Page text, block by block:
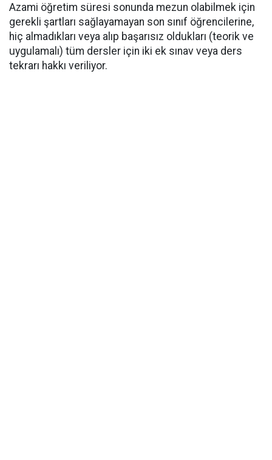
​Azami öğretim süresi sonunda mezun olabilmek için
gerekli şartları sağlayamayan son sınıf öğrencilerine,
hiç almadıkları veya alıp başarısız oldukları (teorik ve
uygulamalı) tüm dersler için iki ek sınav veya ders
tekrarı hakkı veriliyor.